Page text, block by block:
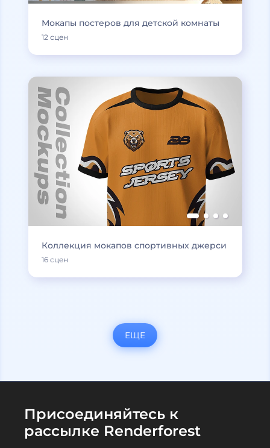
Мокапы постеров для детской комнаты
12 сцен
Коллекция мокапов спортивных джерси
16 сцен
ЕЩЕ
Присоединяйтесь к
рассылке Renderforest